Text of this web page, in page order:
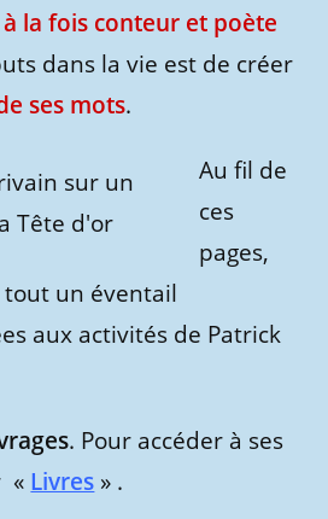
la fois conteur et poète
dans la vie est de créer
ses mots.
Au fil de
ces
pages,
un éventail
aux activités de Patrick
. Pour accéder à ses
« Livres » .